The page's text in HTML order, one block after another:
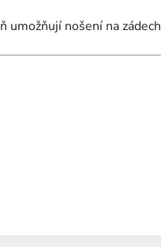
umožňují nošení na